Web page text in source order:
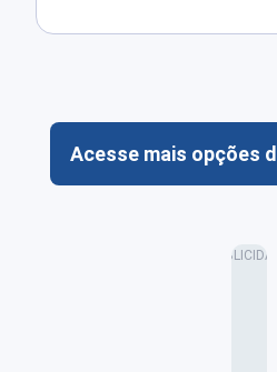
Acesse mais opções